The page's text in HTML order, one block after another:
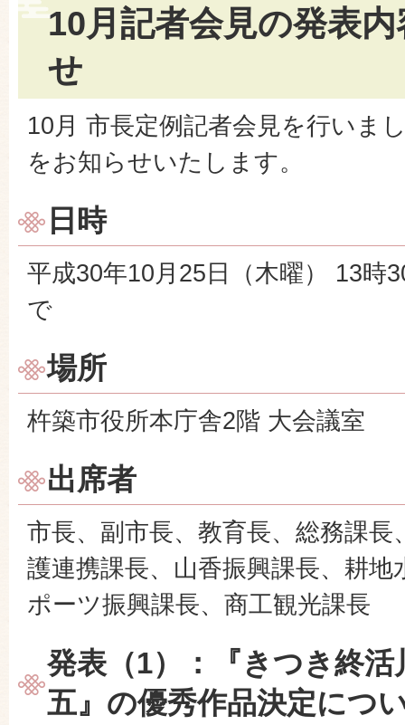
10月記者会見の発表
せ
10月 市長定例記者会見を行いま
をお知らせいたします。
日時
平成30年10月25日（木曜） 13時
で
場所
杵築市役所本庁舎2階 大会議室
出席者
市長、副市長、教育長、総務課長
護連携課長、山香振興課長、耕地
ポーツ振興課長、商工観光課長
発表（1）：『きつき終活
五』の優秀作品決定につ